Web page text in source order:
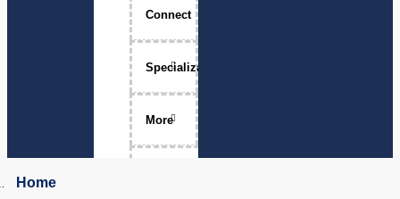
Connect
Specializations
Luxury Home Sales
More
Home